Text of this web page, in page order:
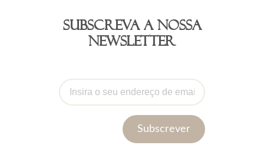
Subscreva a nossa
newsletter
Subscrever